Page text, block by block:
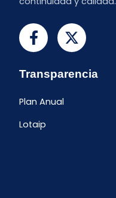
Transparencia
Plan Anual
Lotaip